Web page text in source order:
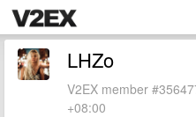
LHZo
V2EX member
+08:00